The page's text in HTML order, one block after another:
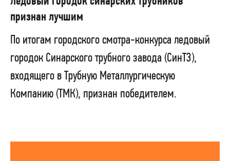
признан лучшим
По итогам городского смотра-конкурса ледовый
городок Синарского трубного завода (СинТЗ),
входящего в Трубную Металлургическую
Компанию (ТМК), признан победителем.